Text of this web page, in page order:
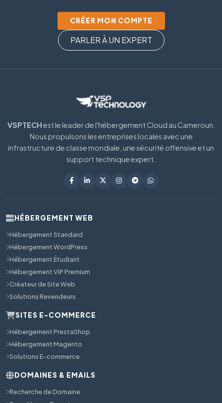
CRÉER MON COMPTE
PARLER À UN EXPERT
VSPTECHest le leader de l'hébergement Cloud au Cameroun.
Nous propulsons les entreprises locales avec une
infrastructure de classe mondiale, une sécurité offensive et un
support technique expert.
HÉBERGEMENT WEB
Hébergement Standard
Hébergement WordPress
Hébergement Étudiant
Hébergement VIP Premium
Créateur de Site Web
Solutions Revendeurs
SITES E-COMMERCE
Hébergement PrestaShop
Hébergement Magento
Solutions E-commerce
DOMAINES & EMAILS
Recherche de Domaine